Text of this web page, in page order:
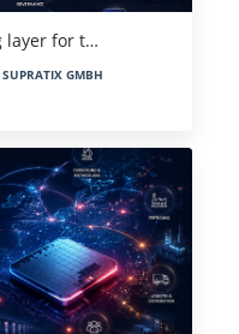
layer for t…
SUPRATIX GMBH